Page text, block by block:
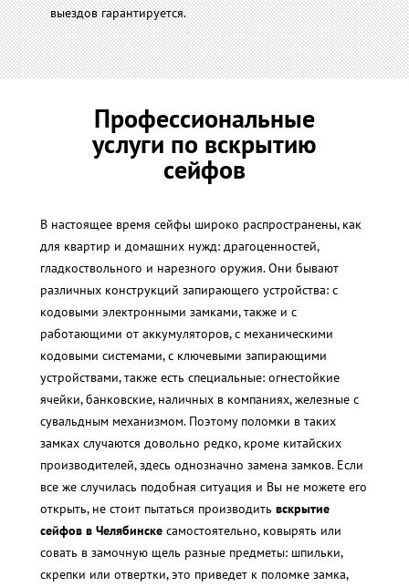
выездов гарантируется.
Профессиональные
услуги по вскрытию
сейфов
В настоящее время сейфы широко распространены, как
для квартир и домашних нужд: драгоценностей,
гладкоствольного и нарезного оружия. Они бывают
различных конструкций запирающего устройства: с
кодовыми электронными замками, также и с
работающими от аккумуляторов, с механическими
кодовыми системами, с ключевыми запирающими
устройствами, также есть специальные: огнестойкие
ячейки, банковские, наличных в компаниях, железные с
сувальдным механизмом. Поэтому поломки в таких
замках случаются довольно редко, кроме китайских
производителей, здесь однозначно замена замков. Если
все же случилась подобная ситуация и Вы не можете его
открыть, не стоит пытаться производить вскрытие
сейфов в Челябинске самостоятельно, ковырять или
совать в замочную щель разные предметы: шпильки,
скрепки или отвертки, это приведет к поломке замка,